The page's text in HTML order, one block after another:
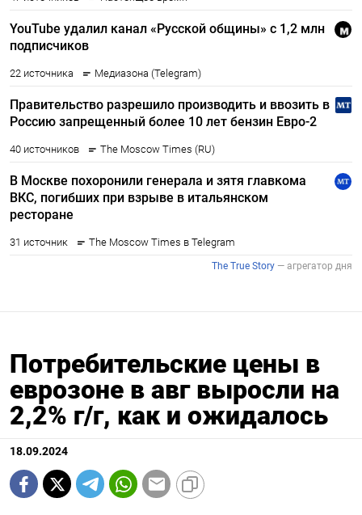
Потребительские цены в
еврозоне в авг выросли на
2,2% г/г, как и ожидалось
18.09.2024